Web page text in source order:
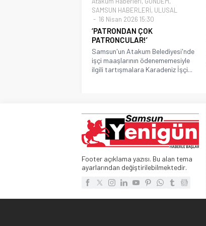
SAMSUN HABERLERİ, ULUSAL
16 Nisan 2026 15:30
‘PATRONDAN ÇOK
PATRONCULAR!’
Samsun'un Atakum Belediyesi'nde
işçi maaşlarının ödenememesiyle
ilgili tartışmalara Karadeniz İşçi...
Footer açıklama yazısı. Bu alan tema
ayarlarından değiştirilebilmektedir.